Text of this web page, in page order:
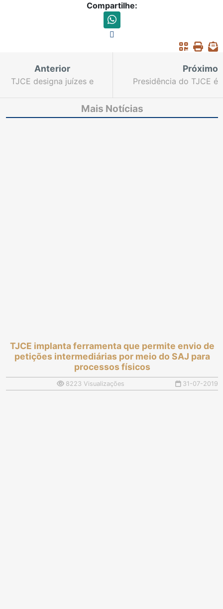
Compartilhe:
Anterior
TJCE designa juízes e
atuação em agosto no
Núcleo de
Próximo
Presidência do TJCE é
pela desembargadora
Nailde Pinheiro
Mais Notícias
TJCE implanta ferramenta que permite envio de
petições intermediárias por meio do SAJ para
processos físicos
8223 Visualizações 31-07-2019